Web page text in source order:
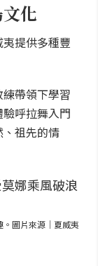
化
提供多種豐
帶領下學習
呼拉舞入門
祖先的情
圖片來源｜夏威夷